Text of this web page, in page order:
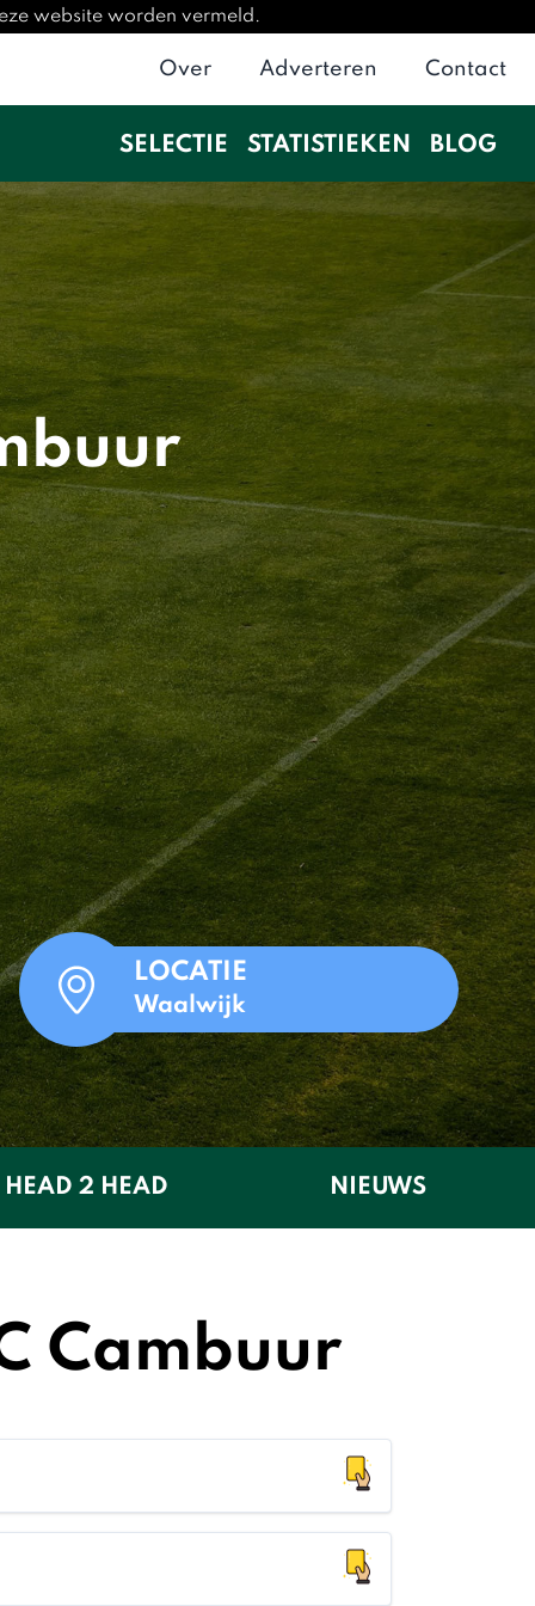
website worden vermeld.
Over Adverteren Contact
SELECTIE STATISTIEKEN BLOG
LOCATIE
Waalwijk
HEAD 2 HEAD NIEUWS
Cambuur